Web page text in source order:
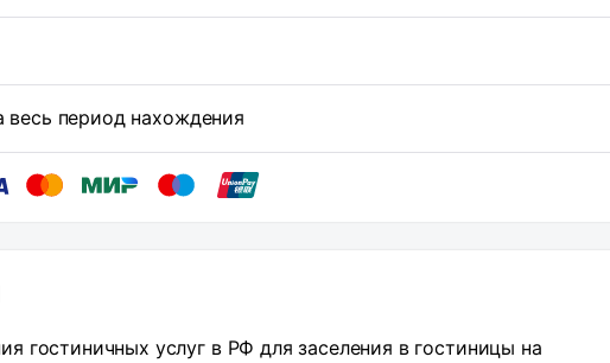
весь период нахождения
гостиничных услуг в РФ для заселения в гостиницы на